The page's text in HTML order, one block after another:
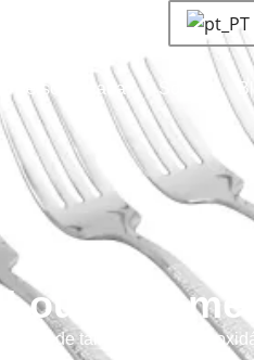
personalizada Sobre
Louça de
de talheres de aço